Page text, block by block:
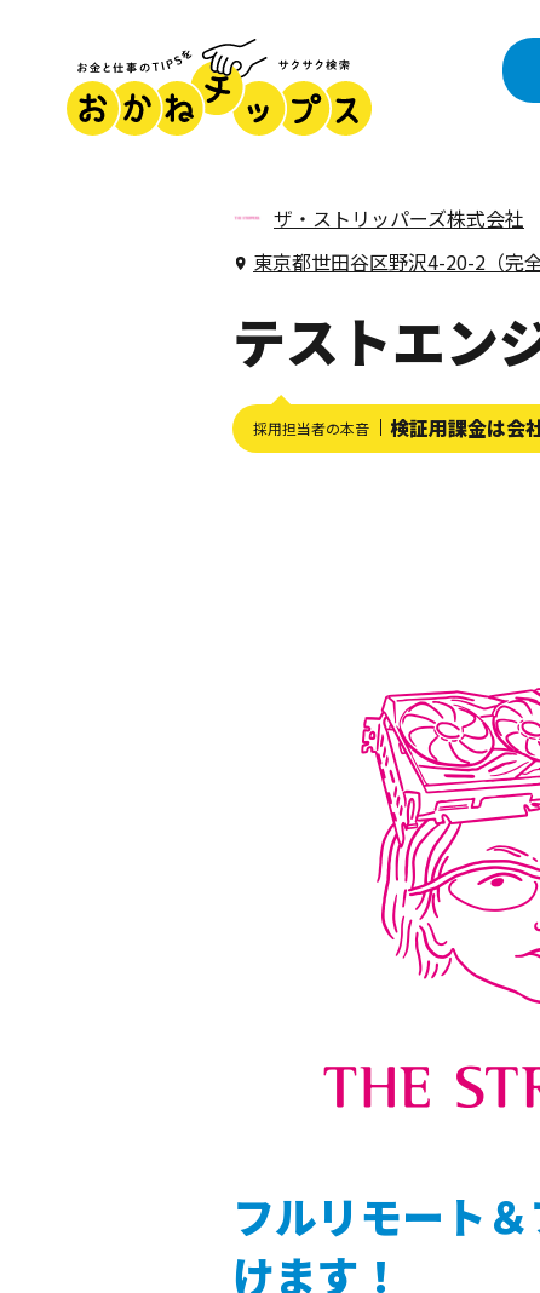
ザ・ストリッパーズ株式会社
東京都世田谷区野沢4-20-2（完
テストエン
採用担当者の本音 検証用課金は会
フルリモート
けます！